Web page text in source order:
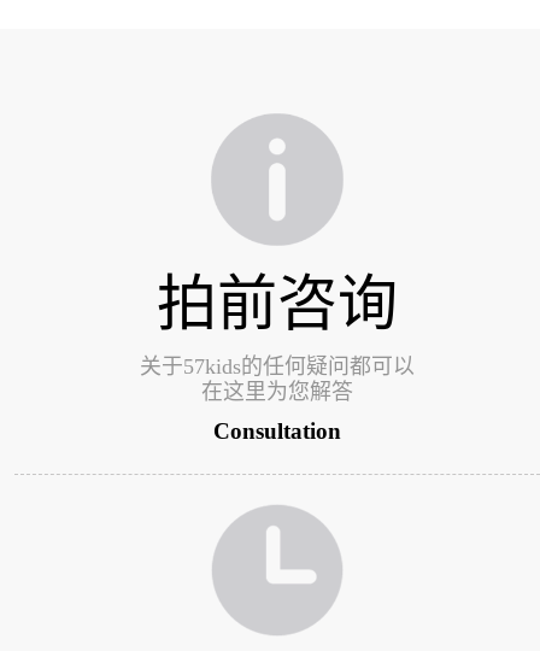
拍前咨询
关于57kids的任何疑问都可以
在这里为您解答
Consultation